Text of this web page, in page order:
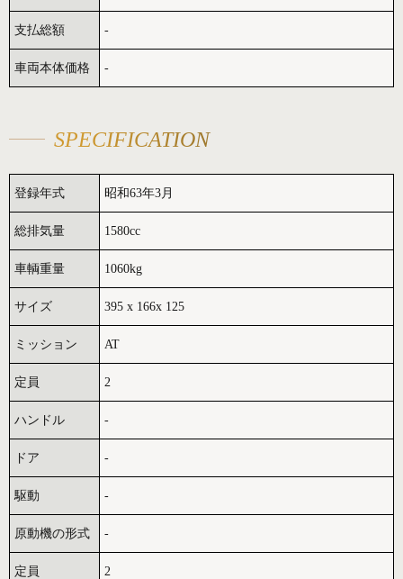
支払総額 -
車両本体価格 -
SPECIFICATION
登録年式 昭和63年3月
総排気量 1580cc
車輌重量 1060kg
サイズ 395 x 166x 125
ミッション AT
定員 2
ハンドル -
ドア -
駆動 -
原動機の形式 -
定員 2